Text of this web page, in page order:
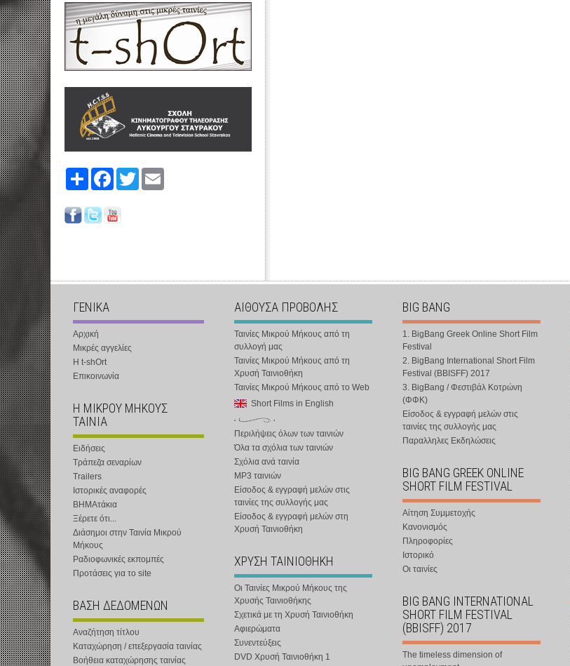
Share FacebookTwitter
ΓΕΝΙΚΑ
Αρχική
Μικρές αγγελίες
Η t-shOrt
Επικοινωνία
Η ΜΙΚΡΟΥ ΜΗΚΟΥΣ
ΤΑΙΝΙΑ
Ειδήσεις
Τράπεζα σεναρίων
Trailers
Ιστορικές αναφορές
ΒΗΜΑτάκια
Ξέρετε ότι...
Διάσημοι στην Ταινία Μικρού
Μήκους
Ραδιοφωνικές εκπομπές
Προτάσεις για το site
ΒΑΣΗ ΔΕΔΟΜΕΝΩΝ
Αναζήτηση τίτλου
Καταχώρηση / επεξεργασία ταινίας
Βοήθεια καταχώρησης ταινίας
ΑΙΘΟΥΣΑ ΠΡΟΒΟΛΗΣ
Ταινίες Μικρού Μήκους από τη
συλλογή μας
Ταινίες Μικρού Μήκους από τη
Χρυσή Ταινιοθήκη
Ταινίες Μικρού Μήκους από το Web
Short Films in English
Περιλήψεις όλων των ταινιών
Όλα τα σχόλια των ταινιών
Σχόλια ανά ταινία
MP3 ταινιών
Είσοδος & εγγραφή μελών στις
ταινίες της συλλογής μας
Είσοδος & εγγραφή μελών στη
Χρυσή Ταινιοθήκη
ΧΡΥΣΗ ΤΑΙΝΙΟΘΗΚΗ
Οι Ταινίες Μικρού Μήκους της
Χρυσής Ταινιοθήκης
Σχετικά με τη Χρυσή Ταινιοθήκη
Αφιερώματα
Συνεντεύξεις
DVD Χρυσή Ταινιοθήκη 1
BIG BANG
1. BigBang Greek Online Short Film
Festival
2. BigBang International Short Film
Festival (BBISFF) 2017
3. BigBang / Φεστιβάλ Κοτρώνη
(ΦΦΚ)
Είσοδος & εγγραφή μελών στις
ταινίες της συλλογής μας
Παραλληλες Εκδηλώσεις
BIG BANG GREEK ONLINE
SHORT FILM FESTIVAL
Αίτηση Συμμετοχής
Κανονισμός
Πληροφορίες
Ιστορικό
Οι ταινίες
BIG BANG INTERNATIONAL
SHORT FILM FESTIVAL
(BBISFF) 2017
The timeless dimension of